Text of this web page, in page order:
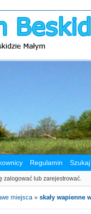
Regulamin Szukaj
zalogować lub zarejestrować.
miejsca »skały wapienne